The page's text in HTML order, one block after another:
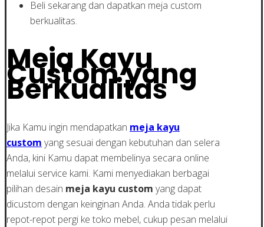
Beli sekarang dan dapatkan meja custom
berkualitas.
Meja Kayu
Custom yang
Berkualitas
Jika Kamu ingin mendapatkan meja kayu
custom yang sesuai dengan kebutuhan dan selera
Anda, kini Kamu dapat membelinya secara online
melalui service kami. Kami menyediakan berbagai
pilihan desain meja kayu custom yang dapat
dicustom dengan keinginan Anda. Anda tidak perlu
repot-repot pergi ke toko mebel, cukup pesan melalui